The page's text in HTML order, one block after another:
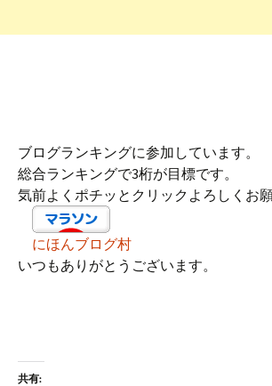
ブログランキングに参加しています。
総合ランキングで3桁が目標です。
気前よくポチッとクリックよろしくお願
にほんブログ村
いつもありがとうございます。
共有: